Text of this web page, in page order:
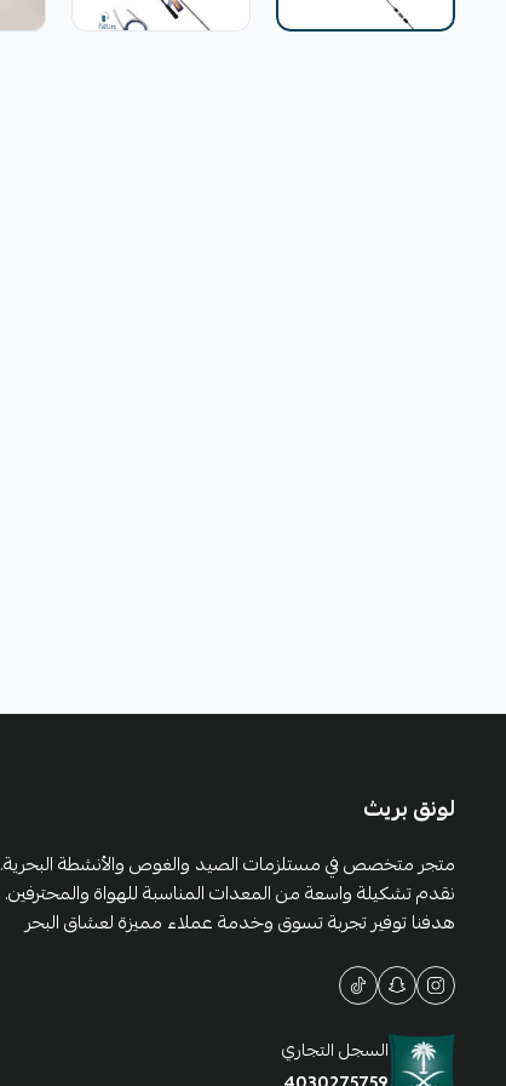
لونق بريث
متجر متخصص في مستلزمات الصيد والغوص والأنشطة البحرية.
نقدم تشكيلة واسعة من المعدات المناسبة للهواة والمحترفين.
هدفنا توفير تجربة تسوق وخدمة عملاء مميزة لعشاق البحر
السجل التجاري